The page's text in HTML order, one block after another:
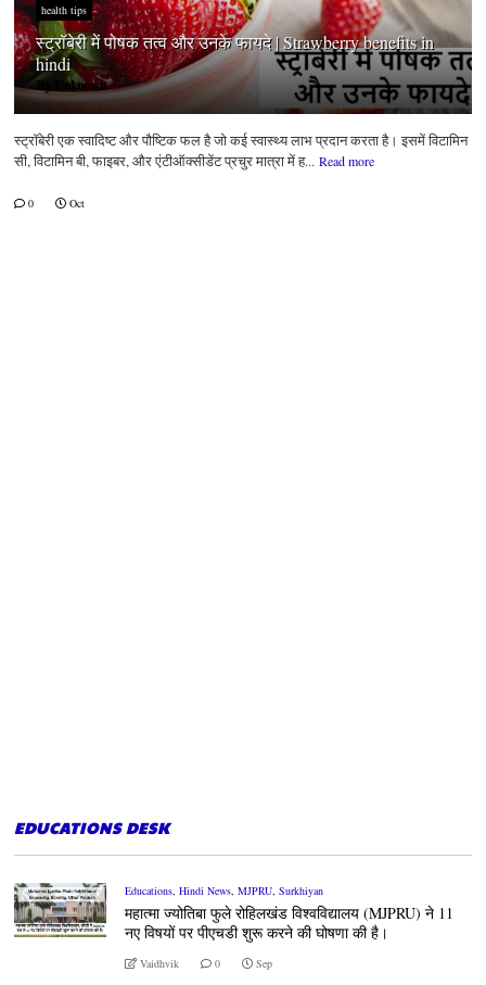
health tips
स्ट्रॉबेरी में पोषक तत्व और उनके फायदे | Strawberry benefits in
hindi
By Unknown
स्ट्रॉबेरी एक स्वादिष्ट और पौष्टिक फल है जो कई स्वास्थ्य लाभ प्रदान करता है। इसमें विटामिन
सी, विटामिन बी, फाइबर, और एंटीऑक्सीडेंट प्रचुर मात्रा में ह... Read more
0 Oct
EDUCATIONS DESK
Educations, Hindi News, MJPRU, Surkhiyan
महात्मा ज्योतिबा फुले रोहिलखंड विश्वविद्यालय (MJPRU) ने 11
नए विषयों पर पीएचडी शुरू करने की घोषणा की है।
Vaidhvik 0 Sep